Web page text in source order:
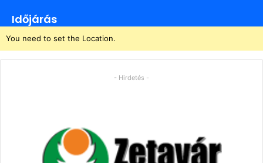
Időjárás
You need to set the Location.
- Hirdetés -